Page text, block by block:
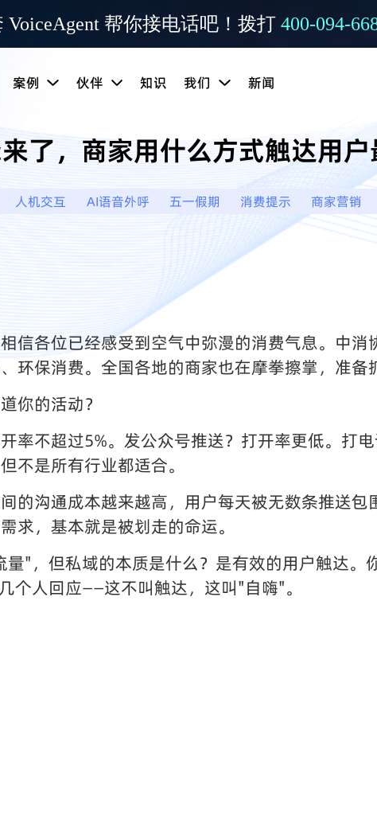
VoiceAgent 帮你接电话吧！拨打 400-094-
案例 伙伴 知识 我们 新闻
了，商家用什么方式触达用
人机交互 AI语音外呼 五一假期 消费提示 商家营销
信各位已经感受到空气中弥漫的消费气息。中消
环保消费。全国各地的商家也在摩拳擦掌，准备
你的活动？
率不超过5%。发公众号推送？打开率更低。打
不是所有行业都适合。
的沟通成本越来越高，用户每天被无数条推送包
求，基本就是被划走的命运。
"，但私域的本质是什么？是有效的用户触达。
个人回应——这不叫触达，这叫"自嗨"。